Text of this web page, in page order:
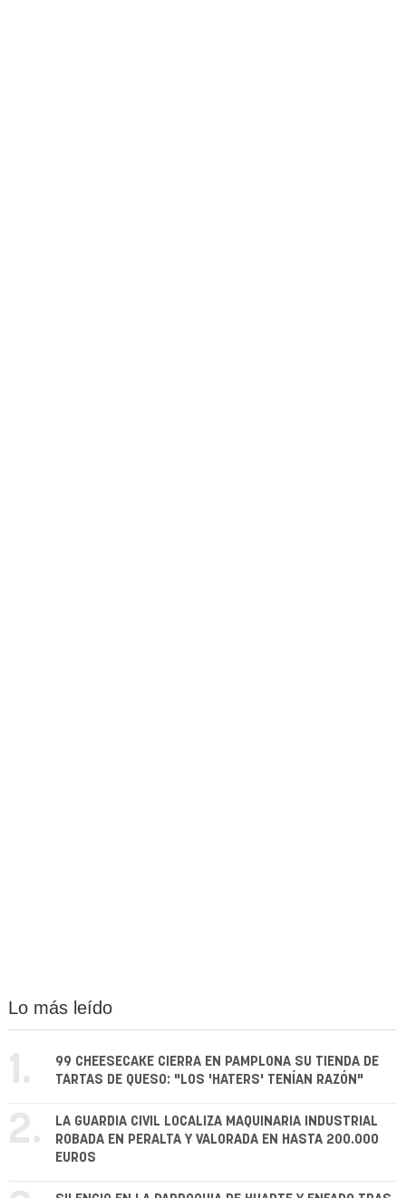
Lo más leído
1.
99 CHEESECAKE CIERRA EN PAMPLONA SU TIENDA DE
TARTAS DE QUESO: "LOS 'HATERS' TENÍAN RAZÓN"
2.
LA GUARDIA CIVIL LOCALIZA MAQUINARIA INDUSTRIAL
ROBADA EN PERALTA Y VALORADA EN HASTA 200.000
EUROS